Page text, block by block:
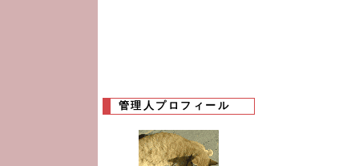
管理人プロフィール